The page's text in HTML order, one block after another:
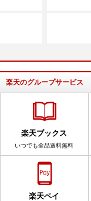
楽天のグループサービス
楽天ブックス
いつでも全品送料無料
楽天ペイ